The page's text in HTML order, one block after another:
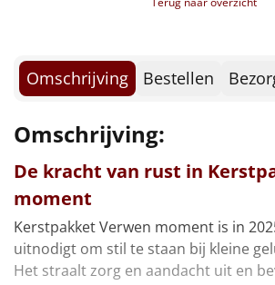
Slowcooker POPULAIR
Noodradio NIEUW
Deken (fleece plaid)
Alle artikelen
Overige
Voucher Fletcher hotel
Verpakt in een feestelijke
Omschrijving Bestellen
Omschrijving:
De kracht van rust in
moment
Kerstpakket Verwen moment is in
uitnodigt om stil te staan bij kleine
Het straalt zorg en aandacht uit en